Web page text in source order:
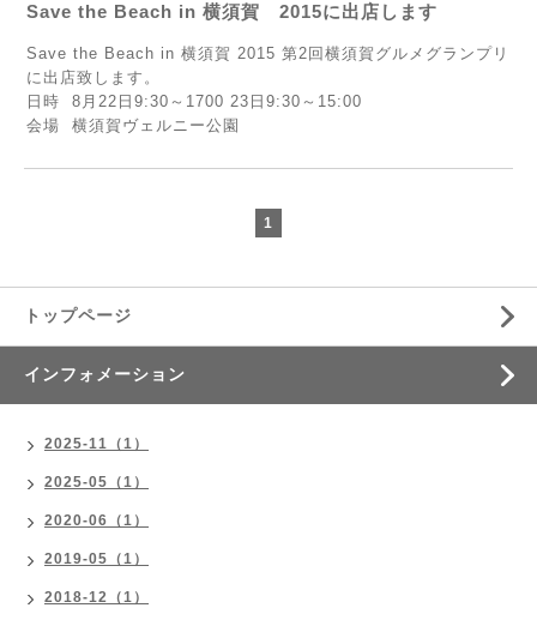
Save the Beach in 横須賀 2015に出店します
Save the Beach in 横須賀 2015 第2回横須賀グルメグランプリ
に出店致します。
日時 8月22日9:30～1700 23日9:30～15:00
会場 横須賀ヴェルニー公園
1
トップページ
インフォメーション
2025-11（1）
2025-05（1）
2020-06（1）
2019-05（1）
2018-12（1）